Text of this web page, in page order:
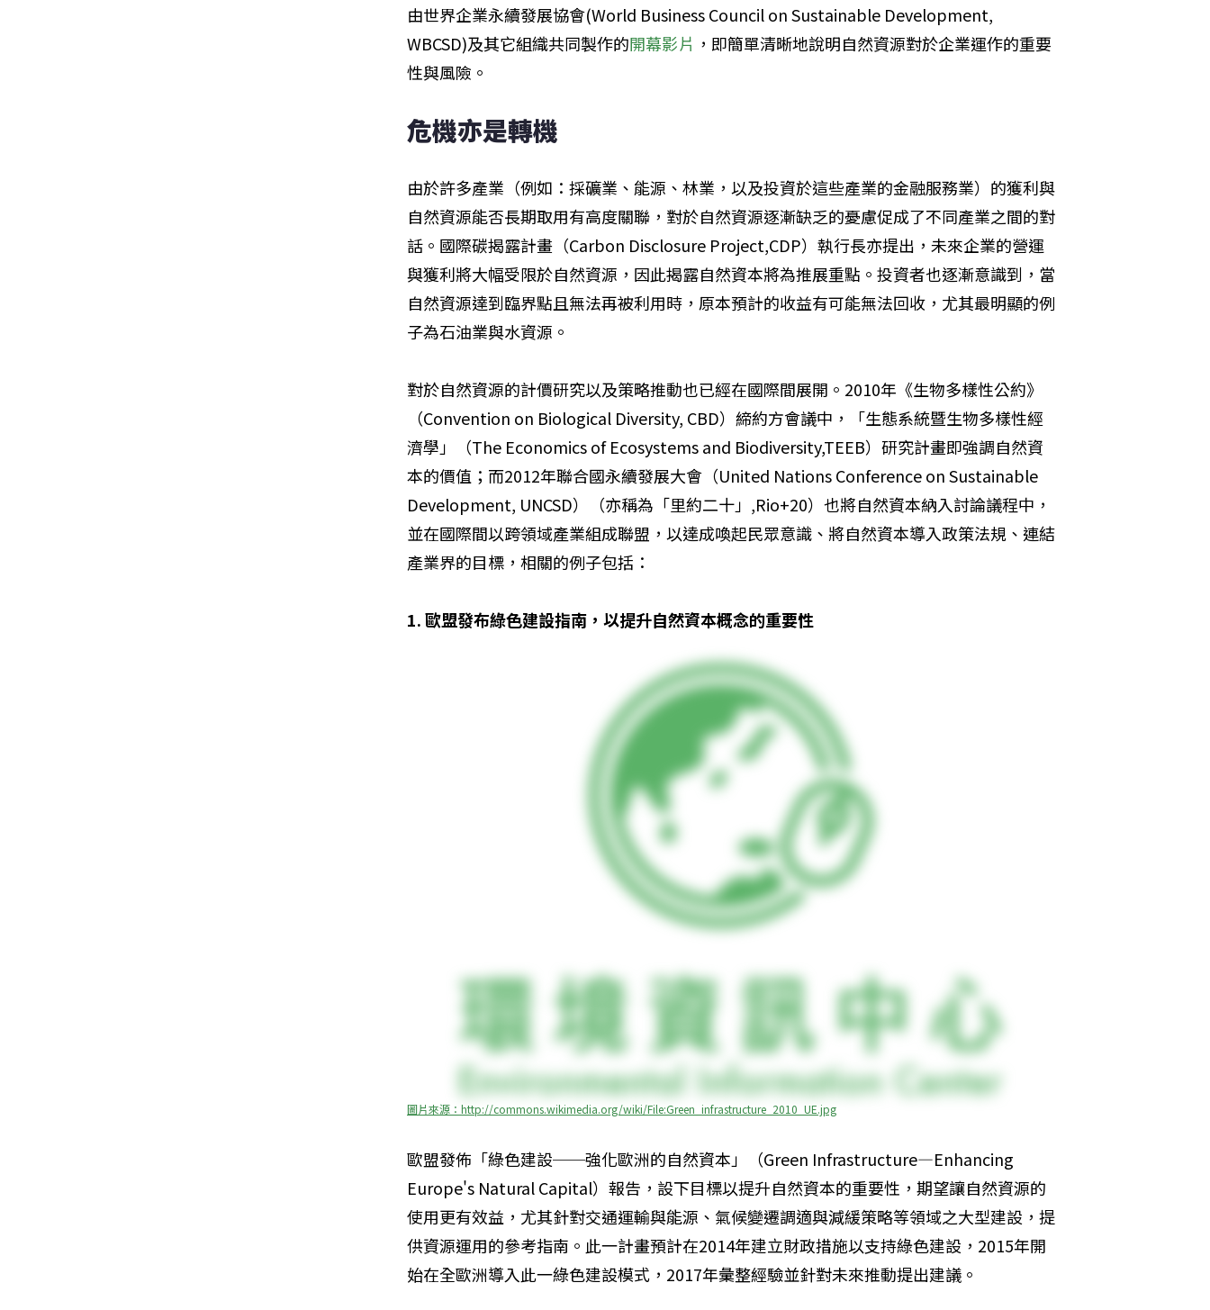
由世界企業永續發展協會(World Business Council on Sustainable Development,
WBCSD)及其它組織共同製作的開幕影片 ，即簡單清晰地說明自然資源對於企業運作的重要
性與風險。
危機亦是轉機
由於許多產業（例如：採礦業、能源、林業，以及投資於這些產業的金融服務業）的獲利與
自然資源能否長期取用有高度關聯，對於自然資源逐漸缺乏的憂慮促成了不同產業之間的對
話。國際碳揭露計畫（Carbon Disclosure Project,CDP）執行長亦提出，未來企業的營運
與獲利將大幅受限於自然資源，因此揭露自然資本將為推展重點。投資者也逐漸意識到，當
自然資源達到臨界點且無法再被利用時，原本預計的收益有可能無法回收，尤其最明顯的例
子為石油業與水資源。
對於自然資源的計價研究以及策略推動也已經在國際間展開。2010年《生物多樣性公約》
（Convention on Biological Diversity, CBD）締約方會議中，「生態系統暨生物多樣性經
濟學」（The Economics of Ecosystems and Biodiversity,TEEB）研究計畫即強調自然資
本的價值；而2012年聯合國永續發展大會（United Nations Conference on Sustainable
Development, UNCSD）（亦稱為「里約二十」,Rio+20）也將自然資本納入討論議程中，
並在國際間以跨領域產業組成聯盟，以達成喚起民眾意識、將自然資本導入政策法規、連結
產業界的目標，相關的例子包括：
1. 歐盟發布綠色建設指南，以提升自然資本概念的重要性
圖片來源：http://commons.wikimedia.org/wiki/File:Green_infrastructure_2010_UE.jpg
歐盟發佈「綠色建設──強化歐洲的自然資本」（Green Infrastructure—Enhancing
Europe's Natural Capital）報告，設下目標以提升自然資本的重要性，期望讓自然資源的
使用更有效益，尤其針對交通運輸與能源、氣候變遷調適與減緩策略等領域之大型建設，提
供資源運用的參考指南。此一計畫預計在2014年建立財政措施以支持綠色建設，2015年開
始在全歐洲導入此一綠色建設模式，2017年彙整經驗並針對未來推動提出建議。